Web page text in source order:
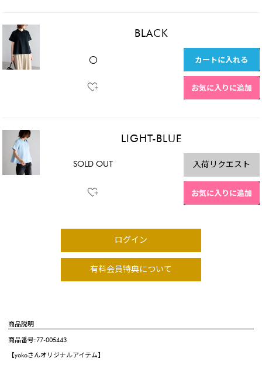
BLACK
〇 カートに入れる
お気に入りに追加
LIGHT-BLUE
SOLD OUT 入荷リクエスト
お気に入りに追加
ログイン
有料会員特典について
商品説明
商品番号:77-005443
【yokoさんオリジナルアイテム】